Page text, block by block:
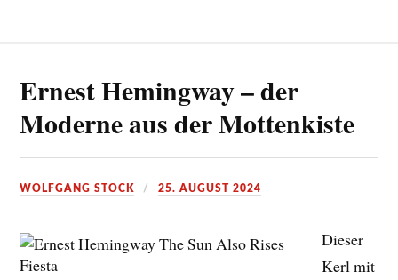
Ernest Hemingway – der
Moderne aus der Mottenkiste
WOLFGANG STOCK 25. AUGUST 2024
Dieser
Kerl mit